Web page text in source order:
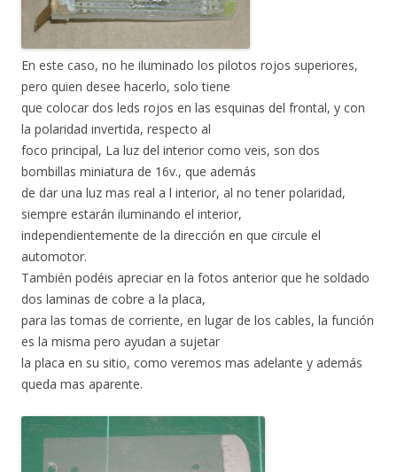
En este caso, no he iluminado los pilotos rojos superiores,
pero quien desee hacerlo, solo tiene
que colocar dos leds rojos en las esquinas del frontal, y con
la polaridad invertida, respecto al
foco principal, La luz del interior como veis, son dos
bombillas miniatura de 16v., que además
de dar una luz mas real a l interior, al no tener polaridad,
siempre estarán iluminando el interior,
independientemente de la dirección en que circule el
automotor.
También podéis apreciar en la fotos anterior que he soldado
dos laminas de cobre a la placa,
para las tomas de corriente, en lugar de los cables, la función
es la misma pero ayudan a sujetar
la placa en su sitio, como veremos mas adelante y además
queda mas aparente.